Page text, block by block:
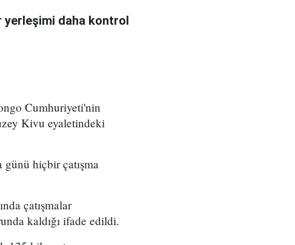
yerleşimi daha kontrol
Cumhuriyeti'nin
Kivu eyaletindeki
günü hiçbir çatışma
çatışmalar
kaldığı ifade edildi.